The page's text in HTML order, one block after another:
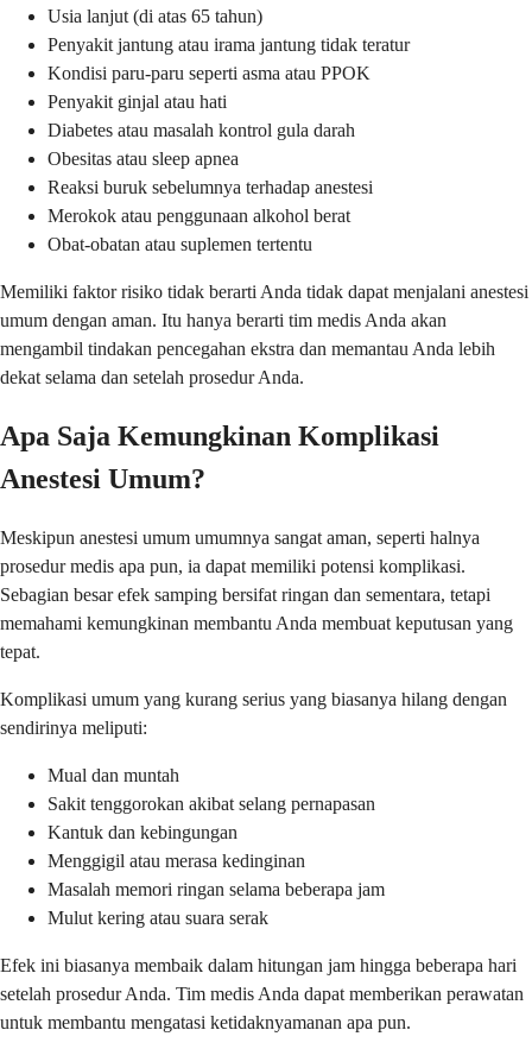
Usia lanjut (di atas 65 tahun)
Penyakit jantung atau irama jantung tidak teratur
Kondisi paru-paru seperti asma atau PPOK
Penyakit ginjal atau hati
Diabetes atau masalah kontrol gula darah
Obesitas atau sleep apnea
Reaksi buruk sebelumnya terhadap anestesi
Merokok atau penggunaan alkohol berat
Obat-obatan atau suplemen tertentu
Memiliki faktor risiko tidak berarti Anda tidak dapat menjalani anestesi
umum dengan aman. Itu hanya berarti tim medis Anda akan
mengambil tindakan pencegahan ekstra dan memantau Anda lebih
dekat selama dan setelah prosedur Anda.
Apa Saja Kemungkinan Komplikasi
Anestesi Umum?
Meskipun anestesi umum umumnya sangat aman, seperti halnya
prosedur medis apa pun, ia dapat memiliki potensi komplikasi.
Sebagian besar efek samping bersifat ringan dan sementara, tetapi
memahami kemungkinan membantu Anda membuat keputusan yang
tepat.
Komplikasi umum yang kurang serius yang biasanya hilang dengan
sendirinya meliputi:
Mual dan muntah
Sakit tenggorokan akibat selang pernapasan
Kantuk dan kebingungan
Menggigil atau merasa kedinginan
Masalah memori ringan selama beberapa jam
Mulut kering atau suara serak
Efek ini biasanya membaik dalam hitungan jam hingga beberapa hari
setelah prosedur Anda. Tim medis Anda dapat memberikan perawatan
untuk membantu mengatasi ketidaknyamanan apa pun.